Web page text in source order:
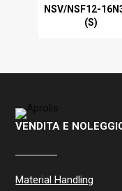
NSV/NSF12-
(S)
VENDITA E
Material Handling